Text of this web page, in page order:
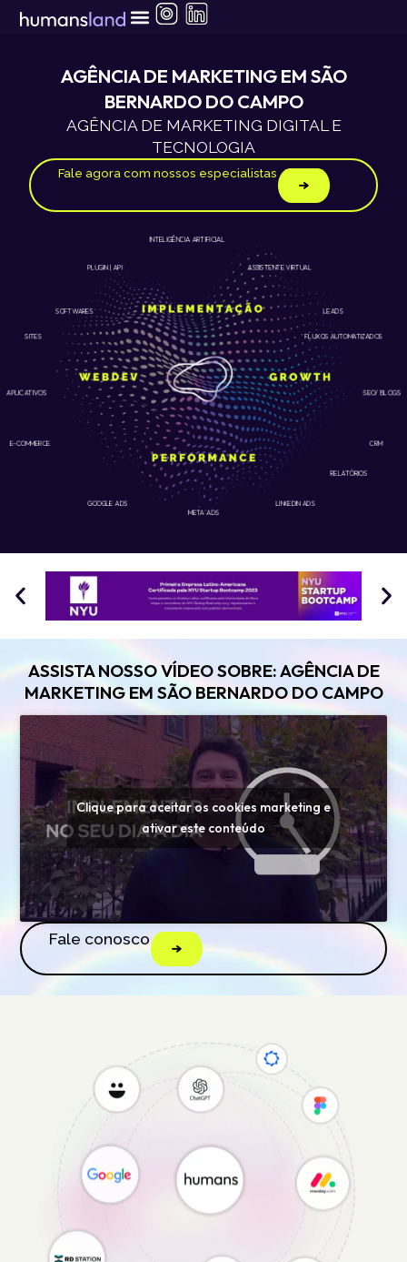
para
AGÊNCIA DE MARKETING EM SÃO
BERNARDO DO CAMPO
AGÊNCIA DE MARKETING DIGITAL E
TECNOLOGIA
Fale agora com nossos especialistas
GOOGLE ADS LINKEDIN ADS
APLICATIVOS
SITES
E-COMMERCE
META ADS
CRM
RELATÓRIOS
SEO/ BLOGS
FLUXOS AUTOMATIZADOS
INTELIGÊNCIA ARTIFICIAL
PLUGIN | API
SOFTWARES
ASSISTENTE VIRTUAL
LEADS
ASSISTA NOSSO VÍDEO SOBRE: AGÊNCIA DE
MARKETING EM SÃO BERNARDO DO CAMPO
Clique para aceitar os cookies marketing e
ativar este conteúdo
Fale conosco